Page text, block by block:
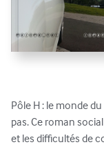
Pôle H : le monde
pas. Ce roman
et les difficultés de